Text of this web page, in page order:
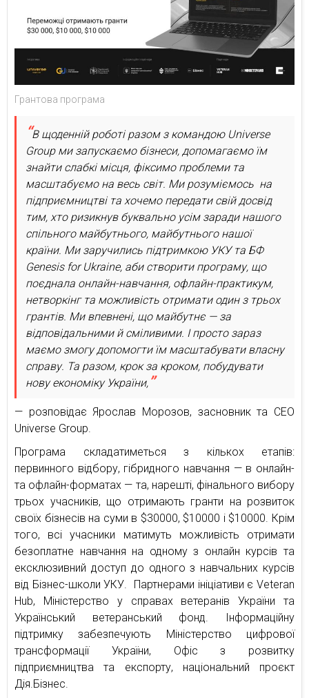
Грантова програма
В щоденній роботі разом з командою Universe
Group ми запускаємо бізнеси, допомагаємо їм
знайти слабкі місця, фіксимо проблеми та
масштабуємо на весь світ. Ми розуміємось на
підприємництві та хочемо передати свій досвід
тим, хто ризикнув буквально усім заради нашого
спільного майбутнього, майбутнього нашої
країни. Ми заручились підтримкою УКУ та БФ
Genesis for Ukraine, аби створити програму, що
поєднала онлайн-навчання, офлайн-практикум,
нетворкінг та можливість отримати один з трьох
грантів. Ми впевнені, що майбутнє — за
відповідальними й сміливими. І просто зараз
маємо змогу допомогти їм масштабувати власну
справу. Та разом, крок за кроком, побудувати
нову економіку України,
— розповідає Ярослав Морозов, засновник та CEO
Universe Group.
Програма складатиметься з кількох етапів:
первинного відбору, гібридного навчання — в онлайн-
та офлайн-форматах — та, нарешті, фінального вибору
трьох учасників, що отримають гранти на розвиток
своїх бізнесів на суми в $30000, $10000 і $10000. Крім
того, всі учасники матимуть можливість отримати
безоплатне навчання на одному з онлайн курсів та
ексклюзивний доступ до одного з навчальних курсів
від Бізнес-школи УКУ. Партнерами ініціативи є Veteran
Hub, Міністерство у справах ветеранів України та
Український ветеранський фонд. Інформаційну
підтримку забезпечують Міністерство цифрової
трансформації України, Офіс з розвитку
підприємництва та експорту, національний проєкт
Дія.Бізнес.